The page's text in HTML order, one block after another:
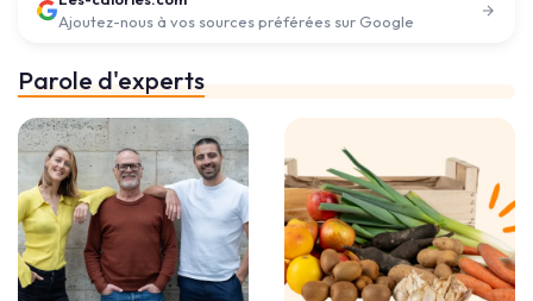
Ajoutez-nous à vos sources préférées sur Google
Parole d'experts